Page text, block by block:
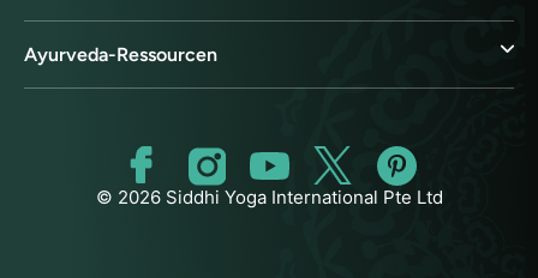
Ayurveda-Ressourcen
© 2026 Siddhi Yoga International Pte Ltd